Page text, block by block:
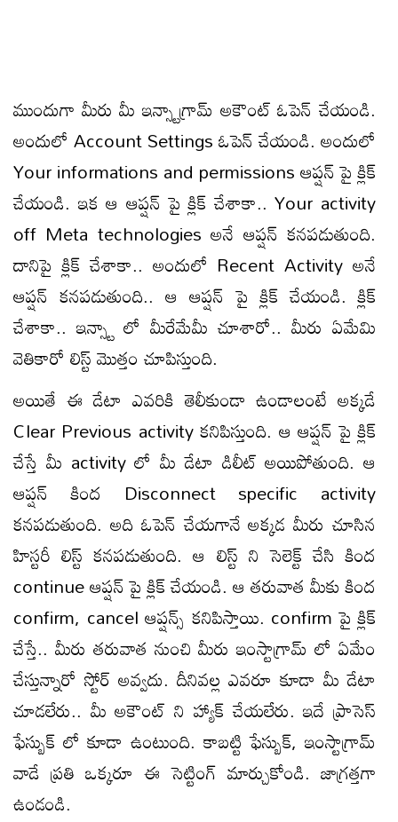
ముందుగా మీరు మీ ఇన్స్టాగ్రామ్ అకౌంట్ ఓపెన్ చేయండి.
అందులో Account Settings ఓపెన్ చేయండి. అందులో
Your informations and permissions ఆప్షన్ పై క్లిక్
చేయండి. ఇక ఆ ఆప్షన్ పై క్లిక్ చేశాకా.. Your activity
off Meta technologies అనే ఆప్షన్ కనపడుతుంది.
దానిపై క్లిక్ చేశాకా.. అందులో Recent Activity అనే
ఆప్షన్ కనపడుతుంది.. ఆ ఆప్షన్ పై క్లిక్ చేయండి. క్లిక్
చేశాకా.. ఇన్స్టా లో మీరేమేమీ చూశారో.. మీరు ఏమేమి
వెతికారో లిస్ట్ మొత్తం చూపిస్తుంది.
అయితే ఈ డేటా ఎవరికి తెలీకుండా ఉండాలంటే అక్కడే
Clear Previous activity కనిపిస్తుంది. ఆ ఆప్షన్ పై క్లిక్
చేస్తే మీ activity లో మీ డేటా డిలీట్ అయిపోతుంది. ఆ
ఆప్షన్ కింద Disconnect specific activity
కనపడుతుంది. అది ఓపెన్ చేయగానే అక్కడ మీరు చూసిన
హిస్టరీ లిస్ట్ కనపడుతుంది. ఆ లిస్ట్ ని సెలెక్ట్ చేసి కింద
continue ఆప్షన్ పై క్లిక్ చేయండి. ఆ తరువాత మీకు కింద
confirm, cancel ఆప్షన్స్ కనిపిస్తాయి. confirm పై క్లిక్
చేస్తే.. మీరు తరువాత నుంచి మీరు ఇంస్టాగ్రామ్ లో ఏమేం
చేస్తున్నారో స్టోర్ అవ్వదు. దీనివల్ల ఎవరూ కూడా మీ డేటా
చూడలేరు.. మీ అకౌంట్ ని హ్యాక్ చేయలేరు. ఇదే ప్రాసెస్
ఫేస్బుక్ లో కూడా ఉంటుంది. కాబట్టి ఫేస్బుక్, ఇంస్టాగ్రామ్
వాడే ప్రతి ఒక్కరూ ఈ సెట్టింగ్ మార్చుకోండి. జాగ్రత్తగా
ఉండండి.